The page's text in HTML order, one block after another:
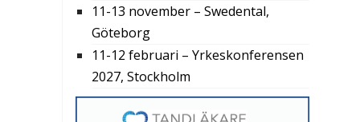
11-13 november – Swedental,
Göteborg
11-12 februari – Yrkeskonferensen
2027, Stockholm